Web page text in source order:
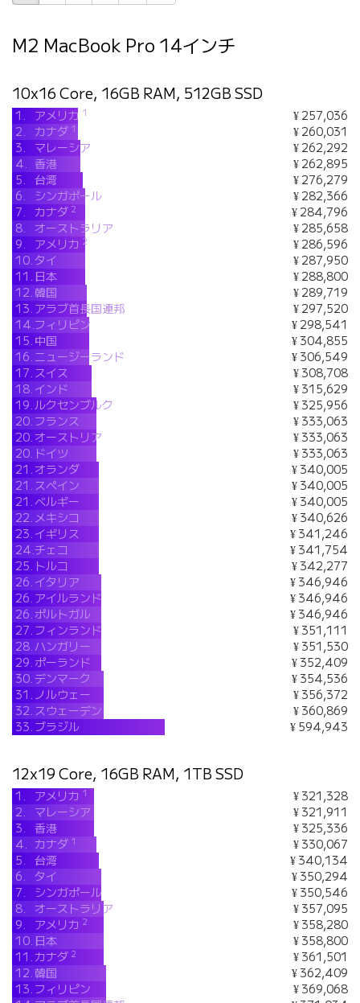
M2 MacBook Pro 14インチ
10x16 Core, 16GB RAM, 512GB SSD
1. アメリカ 1
¥ 257,036
2.
カナダ 1
¥ 260,031
3.
マレーシア
¥ 262,292
4. 香港
¥ 262,895
5.
台湾
¥ 276,279
6.
シンガポール
¥ 282,366
7.
カナダ 2
¥ 284,796
8.
オーストラリア
¥ 285,658
9.
アメリカ 2
¥ 286,596
10.タイ
¥ 287,950
11. 日本
¥ 288,800
12.韓国
¥ 289,719
13. アラブ首長国連邦
¥ 297,520
14.フィリピン
¥ 298,541
15. 中国
¥ 304,855
16. ニュージーランド
¥ 306,549
17. スイス
¥ 308,708
18. インド
¥ 315,629
19.ルクセンブルク
¥ 325,956
20. フランス
¥ 333,063
20.オーストリア
¥ 333,063
20. ドイツ
¥ 333,063
21.オランダ
¥ 340,005
21. スペイン
¥ 340,005
21.ベルギー
¥ 340,005
22. メキシコ
¥ 340,626
23. イギリス
¥ 341,246
24.チェコ
¥ 341,754
25. トルコ
¥ 342,277
26. イタリア
¥ 346,946
26. アイルランド
¥ 346,946
26. ポルトガル
¥ 346,946
27. フィンランド
¥ 351,111
28. ハンガリー
¥ 351,530
29. ポーランド
¥ 352,409
30.デンマーク
¥ 354,536
31. ノルウェー
¥ 356,372
32. スウェーデン
¥ 360,869
33. ブラジル ¥ 594,943
12x19 Core, 16GB RAM, 1TB SSD
1. アメリカ 1
¥ 321,328
2.
マレーシア
¥ 321,911
3.
香港
¥ 325,336
4.
カナダ 1
¥ 330,067
5.
台湾
¥ 340,134
6.
タイ
¥ 350,294
7.
シンガポール
¥ 350,546
8.
オーストラリア
¥ 357,095
9.
アメリカ 2
¥ 358,280
10. 日本
¥ 358,800
11.カナダ 2
¥ 361,501
12.韓国
¥ 362,409
13. フィリピン
¥ 369,068